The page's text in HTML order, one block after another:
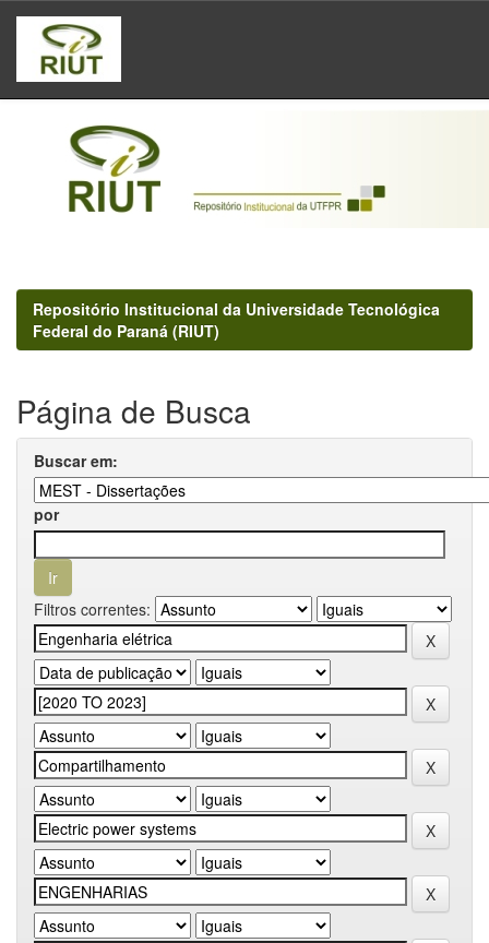
Skip
navigation
Repositório Institucional da Universidade Tecnológica
Federal do Paraná (RIUT)
Página de Busca
Buscar em:
por
Filtros correntes: